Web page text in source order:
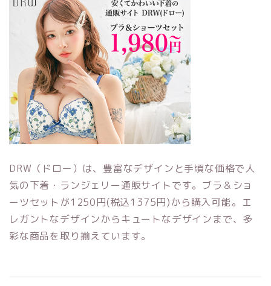
DRW（ドロー）は、豊富なデザインと手頃な価格で人
気の下着・ランジェリー通販サイトです。ブラ＆ショ
ーツセットが1250円(税込1375円)から購入可能。エ
レガントなデザインからキュートなデザインまで、多
彩な商品を取り揃えています。